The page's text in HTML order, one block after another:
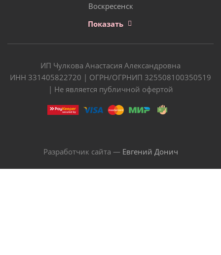
Воскресенск
Показать
ИП Чулкова Анастасия Александровна
ИНН 331405822720 | ОГРН/ОГРНИП 325508100350519
| Не является публичной офертой
Разработчик сайта — Евгений Донич